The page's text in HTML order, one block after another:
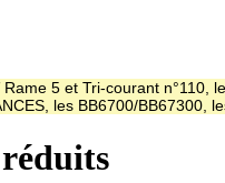
5 et Tri-courant
les BB6700/BB67300,